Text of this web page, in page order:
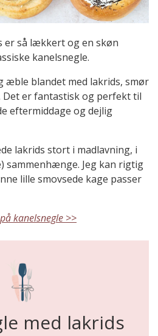
er så lækkert og en skøn
kanelsnegle.
æble blandet med lakrids, smør
Det er fantastisk og perfekt til
eftermiddage og dejlig
lakrids stort i madlavning, i
sammenhænge. Jeg kan rigtig
lille smovsede kage passer
kanelsnegle >>
med lakrids